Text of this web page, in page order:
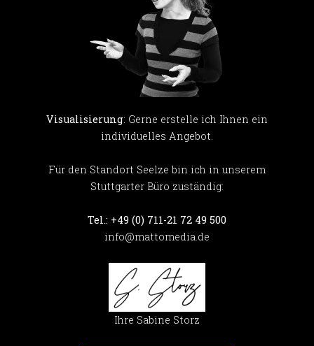
Visualisierung: Gerne erstelle ich Ihnen ein
individuelles Angebot.
Für den Standort Seelze bin ich in unserem
Stuttgarter Büro zuständig:
Tel.: +49 (0) 711-21 72 49 500
info@mattomedia.de
Ihre Sabine Storz